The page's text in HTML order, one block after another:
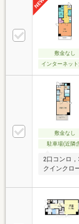
敷金なし
インターネッ
敷金なし
駐車場(近隣
2口コンロ
クインクロ